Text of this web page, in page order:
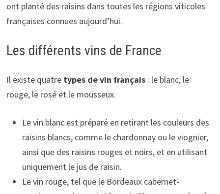
ont planté des raisins dans toutes les régions viticoles
françaises connues aujourd’hui.
Les différents vins de France
Il existe quatretypes de vin français: le blanc, le
rouge, le rosé et le mousseux.
Le vin blanc est préparé en retirant les couleurs des
raisins blancs, comme le chardonnay ou le viognier,
ainsi que des raisins rouges et noirs, et en utilisant
uniquement le jus de raisin.
Le vin rouge, tel que le Bordeaux cabernet-